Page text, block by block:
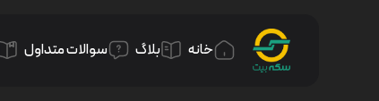
خانه بلاگ سوالات متداول